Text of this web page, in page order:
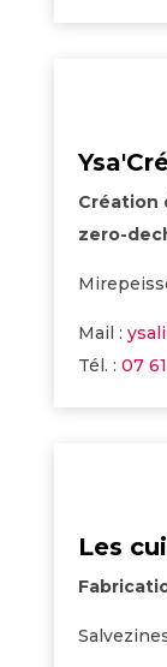
Création
zero-
Mail :
Tél. : 07
Les